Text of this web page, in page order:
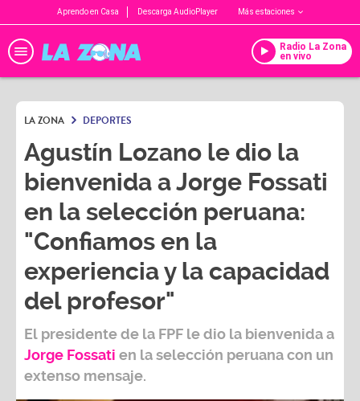
Aprendo en Casa Descarga AudioPlayer Más estaciones
Radio La Zona
en vivo
LA ZONA DEPORTES
Agustín Lozano le dio la
bienvenida a Jorge Fossati
en la selección peruana:
"Confiamos en la
experiencia y la capacidad
del profesor"
El presidente de la FPF le dio la bienvenida a
Jorge Fossati en la selección peruana con un
extenso mensaje.